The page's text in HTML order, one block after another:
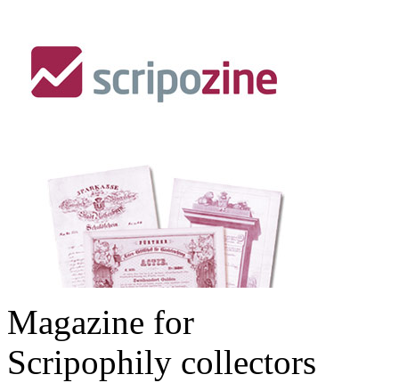
Magazine for
Scripophily collectors